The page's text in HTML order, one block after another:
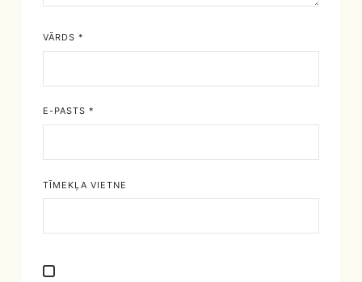
VĀRDS *
E-PASTS *
TĪMEKĻA VIETNE